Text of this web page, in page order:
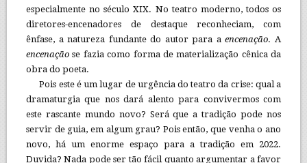
especialmente no século XIX. No teatro moderno, todos os
diretores-encenadores de destaque reconheciam, com
ênfase, a natureza fundante do autor para aencenação. A
encenaçãose fazia como forma de materialização cênica da
obra do poeta.
Pois este é um lugar de urgência do teatro da crise: qual a
dramaturgia que nos dará alento para convivermos com
este rascante mundo novo? Será que a tradição pode nos
servir de guia, em algum grau? Pois então, que venha o ano
novo, há um enorme espaço para a tradição em 2022.
Duvida? Nada pode ser tão fácil quanto argumentar a favor